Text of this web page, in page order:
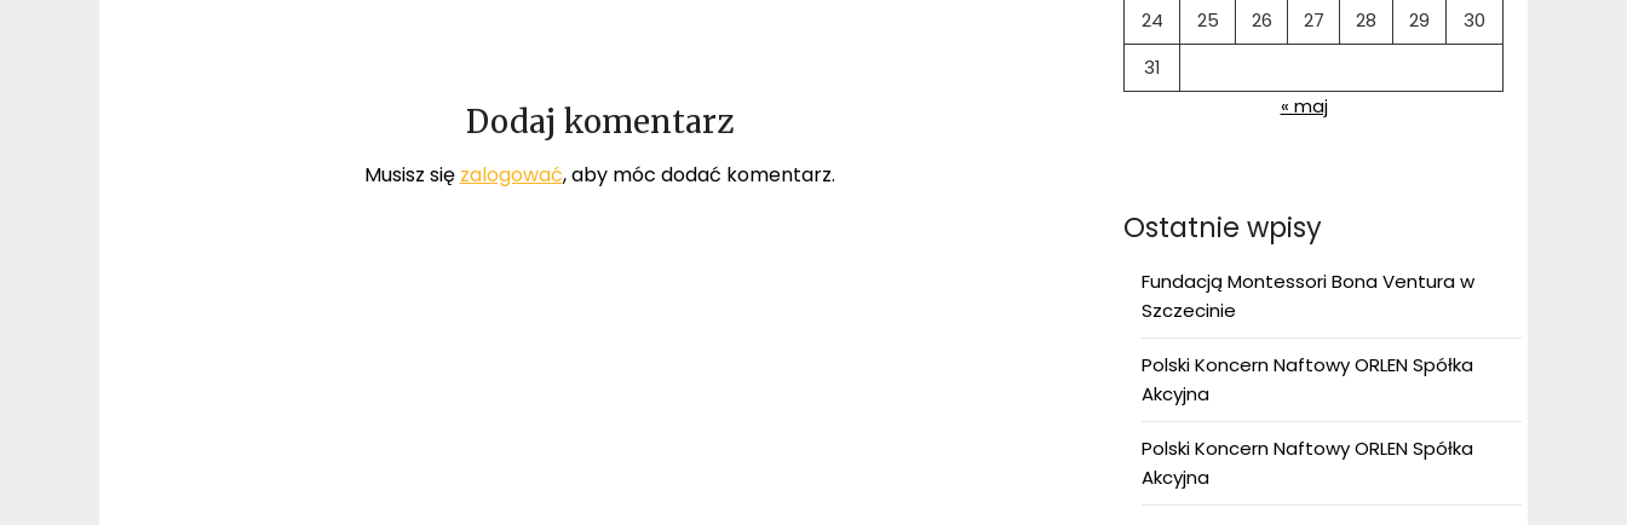
Dodaj komentarz
Musisz się zalogować, aby móc dodać komentarz.
24
25 26 27 28 29
30
31
« maj
Ostatnie wpisy
Fundacją Montessori Bona Ventura w
Szczecinie
Polski Koncern Naftowy ORLEN Spółka
Akcyjna
Polski Koncern Naftowy ORLEN Spółka
Akcyjna